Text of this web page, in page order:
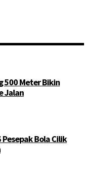
500 Meter Bikin
Jalan
Bola Cilik